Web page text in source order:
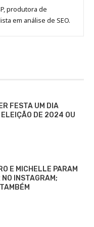
produtora de
em análise de SEO.
FESTA UM DIA
DE 2024 OU
E MICHELLE PARAM
NO INSTAGRAM;